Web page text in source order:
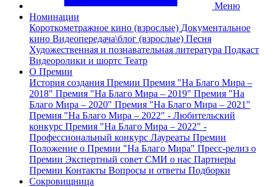
Меню
Номинации
Короткометражное кино (взрослые) Документальное
кино Видеопередача\блог (взрослые) Песня
Художественная и познавательная литература Подкаст
Видеоролики и шортс Театр
О Премии
История создания Премии Премия "На Благо Мира –
2018" Премия "На Благо Мира – 2019" Премия "На
Благо Мира – 2020" Премия "На Благо Мира – 2021"
Премия "На Благо Мира – 2022" - Любительский
конкурс Премия "На Благо Мира – 2022" -
Профессиональный конкурс Лауреаты Премии
Положение о Премии "На Благо Мира" Пресс-релиз о
Премии Экспертный совет СМИ о нас Партнеры
Премии Контакты Вопросы и ответы Подборки
Сокровищница